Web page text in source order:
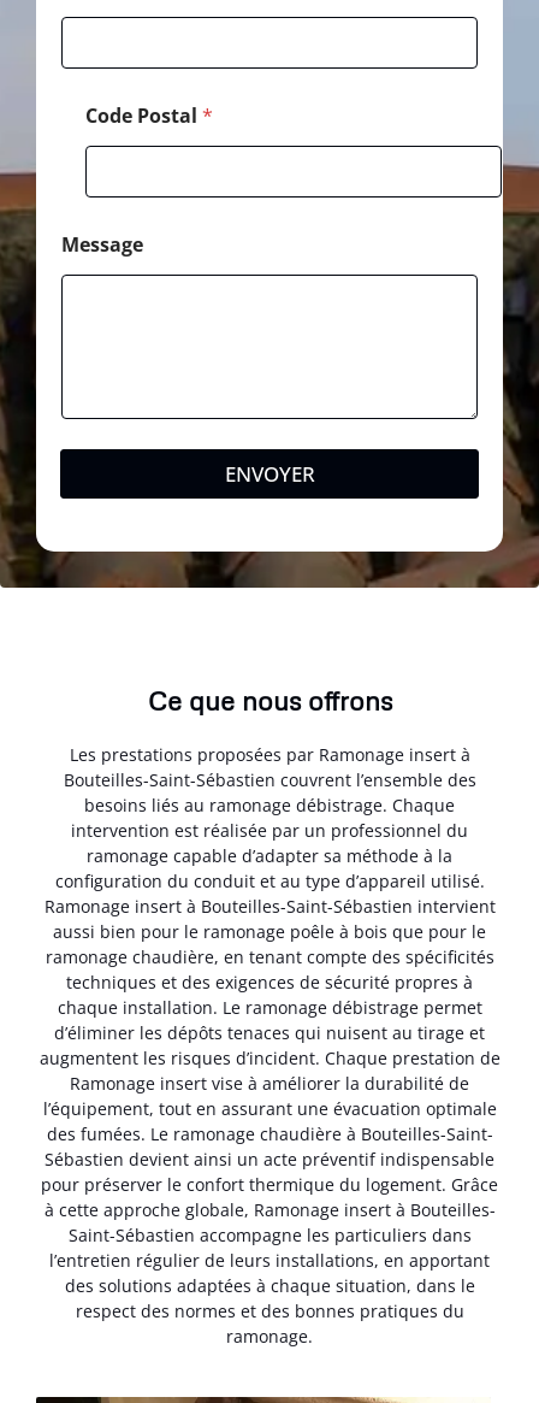
Code Postal *
Message
ENVOYER
Ce que nous offrons
Les prestations proposées par Ramonage insert à
Bouteilles-Saint-Sébastien couvrent l’ensemble des
besoins liés au ramonage débistrage. Chaque
intervention est réalisée par un professionnel du
ramonage capable d’adapter sa méthode à la
configuration du conduit et au type d’appareil utilisé.
Ramonage insert à Bouteilles-Saint-Sébastien intervient
aussi bien pour le ramonage poêle à bois que pour le
ramonage chaudière, en tenant compte des spécificités
techniques et des exigences de sécurité propres à
chaque installation. Le ramonage débistrage permet
d’éliminer les dépôts tenaces qui nuisent au tirage et
augmentent les risques d’incident. Chaque prestation de
Ramonage insert vise à améliorer la durabilité de
l’équipement, tout en assurant une évacuation optimale
des fumées. Le ramonage chaudière à Bouteilles-Saint-
Sébastien devient ainsi un acte préventif indispensable
pour préserver le confort thermique du logement. Grâce
à cette approche globale, Ramonage insert à Bouteilles-
Saint-Sébastien accompagne les particuliers dans
l’entretien régulier de leurs installations, en apportant
des solutions adaptées à chaque situation, dans le
respect des normes et des bonnes pratiques du
ramonage.